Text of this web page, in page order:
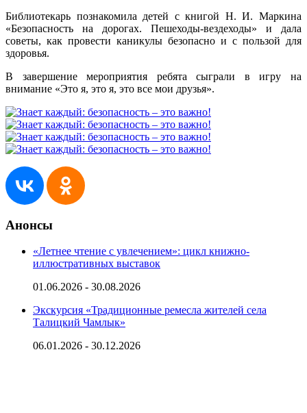
Библиотекарь познакомила детей с книгой Н. И. Маркина
«Безопасность на дорогах. Пешеходы-вездеходы» и дала
советы, как провести каникулы безопасно и с пользой для
здоровья.
В завершение мероприятия ребята сыграли в игру на
внимание «Это я, это я, это все мои друзья».
Анонсы
«Летнее чтение с увлечением»: цикл книжно-
иллюстративных выставок
01.06.2026 - 30.08.2026
Экскурсия «Традиционные ремесла жителей села
Талицкий Чамлык»
06.01.2026 - 30.12.2026